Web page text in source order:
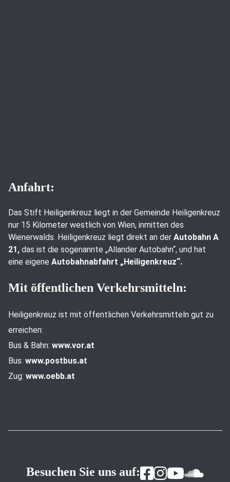
Anfahrt:
Das Stift Heiligenkreuz liegt in der Gemeinde Heiligenkreuz
nur 15 Kilometer westlich von Wien, inmitten des
Wienerwalds. Heiligenkreuz liegt direkt an der Autobahn A
21, das ist die sogenannte „Allander Autobahn“, und hat
eine eigene Autobahnabfahrt „Heiligenkreuz“.
Mit öffentlichen Verkehrsmitteln:
Heiligenkreuz ist mit öffentlichen Verkehrsmitteln gut zu
erreichen:
Bus & Bahn: www.vor.at
Bus: www.postbus.at
Zug: www.oebb.at
Besuchen Sie uns auf: